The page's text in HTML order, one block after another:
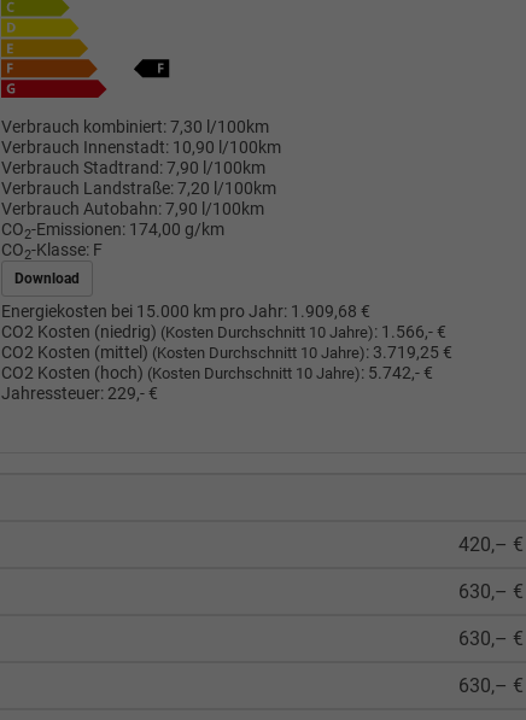
Verbrauch kombiniert:7,30 l/100km
Verbrauch Innenstadt: 10,90 l/100km
Verbrauch Stadtrand:7,90 l/100km
Verbrauch Landstraße:7,20 l/100km
Verbrauch Autobahn:7,90 l/100km
CO2-Emissionen: 174,00 g/km
CO2-Klasse: F
Download
Energiekosten bei 15.000 km pro Jahr: 1.909,68 €
CO2 Kosten (niedrig) (Kosten Durchschnitt 10 Jahre): 1.566,- €
CO2 Kosten (mittel) (Kosten Durchschnitt 10 Jahre): 3.719,25 €
CO2 Kosten (hoch) (Kosten Durchschnitt 10 Jahre): 5.742,- €
Jahressteuer: 229,- €
420,– €
630,– €
630,– €
630,– €